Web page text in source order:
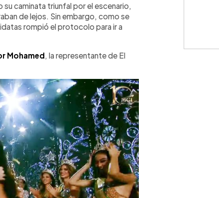
caminata triunfal por el escenario,
de lejos. Sin embargo, como se
rompió el protocolo para ir a
Mohamed , la representante de El